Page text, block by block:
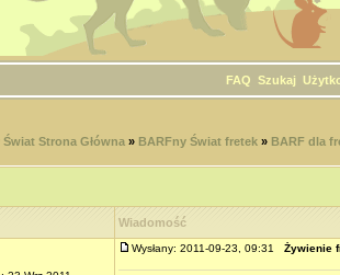
FAQ Szukaj
Świat Strona Główna » BARFny Świat fretek » BARF dla
Wiadomość
Wysłany: 2011-09-23, 09:31 Żywienie